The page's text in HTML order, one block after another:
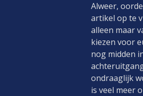
Alweer,
artikel op te
alleen maar
kiezen voor
nog midden
ondraaglijk
is veel meer